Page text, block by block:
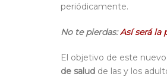
periódicamente.
No te pierdas:Así será la
El objetivo de este
de salud de las y los